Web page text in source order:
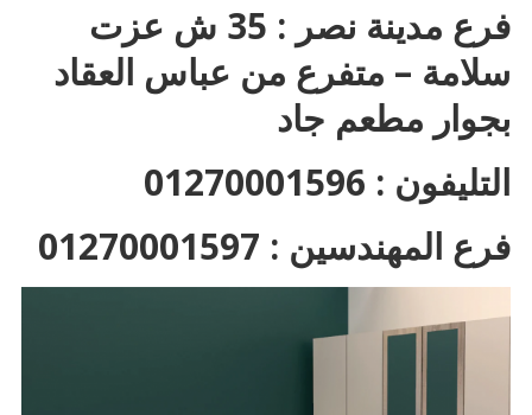
فرع مدينة نصر : 35 ش عزت
سلامة – متفرع من عباس العقاد
بجوار مطعم جاد
التليفون : 01270001596
فرع المهندسين : 01270001597